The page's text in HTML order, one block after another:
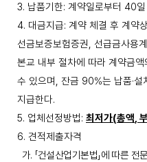
3. 납품기한: 계약일로부터 40
4. 대금지급: 계약 체결 후 계약
선금보증보험증권, 선급금사용
본교 내부 절차에 따라 계약금액
수 있으며, 잔금 90%는 납품·설
지급한다.
5. 업체선정방법: 최저가(총액,
6. 견적제출자격
가. 「건설산업기본법」에 따른 전